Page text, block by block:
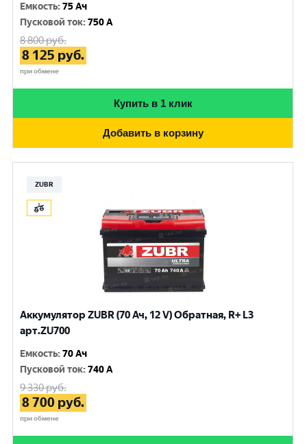
Емкость:75 Ач
Пусковой ток:750 A
8 800руб.
8 125 руб.
при обмене
Купить в 1 клик
Добавить в корзину
ZUBR
Аккумулятор ZUBR (70 Ач, 12 V) Обратная, R+ L3
арт.ZU700
Емкость:70 Ач
Пусковой ток:740 A
9 330руб.
8 700 руб.
при обмене